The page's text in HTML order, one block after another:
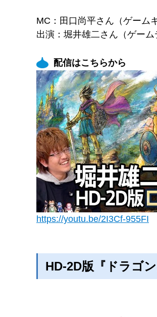
MC：田口尚平さん（ゲーム
出演：堀井雄二さん（ゲー
配信はこちらから
https://youtu.be/2I3Cf-955FI
HD-2D版『ドラゴ